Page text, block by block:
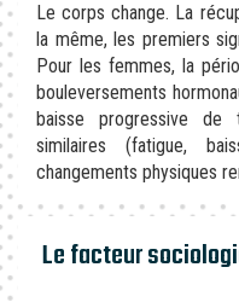
Le corps change. La
la même, les premiers
Pour les femmes, la
bouleversements
baisse progressive
similaires (fatigue,
changements physiques
Le facteur